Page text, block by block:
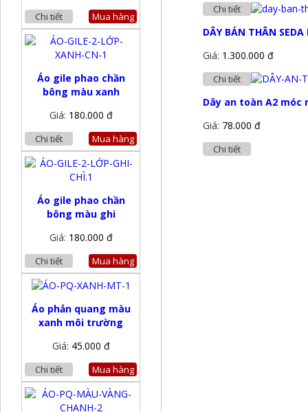
Chi tiết
DÂY BÁN THÂN SEDA
Giá: 1.300.000 đ
Chi tiết
Dây an toàn A2 móc
Giá: 78.000 đ
Chi tiết
Chi tiết Mua hàng
Áo gile phao chần
bông màu xanh
Giá: 180.000 đ
Chi tiết Mua hàng
Áo gile phao chần
bông màu ghi
Giá: 180.000 đ
Chi tiết Mua hàng
Áo phản quang màu
xanh môi trường
Giá: 45.000 đ
Chi tiết Mua hàng